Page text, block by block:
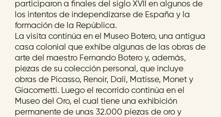
participaron a finales del siglo XVII en algunos de
los intentos de independizarse de España y la
formación de la República.
La visita continúa en el Museo Botero, una antigua
casa colonial que exhibe algunas de las obras de
arte del maestro Fernando Botero y, además,
piezas de su colección personal, que incluye
obras de Picasso, Renoir, Dalí, Matisse, Monet y
Giacometti. Luego el recorrido continúa en el
Museo del Oro, el cual tiene una exhibición
permanente de unas 32.000 piezas de oro y